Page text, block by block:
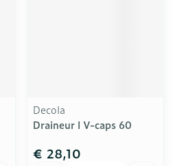
Decola
Draineur l V-caps 60
€ 28,10